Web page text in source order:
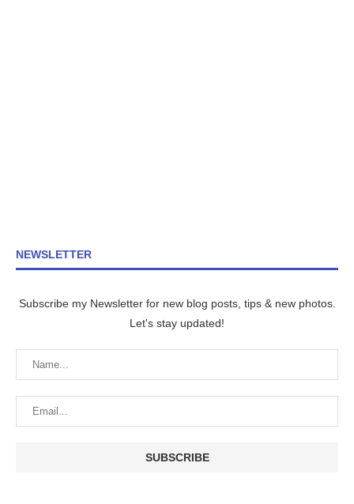
NEWSLETTER
Subscribe my Newsletter for new blog posts, tips & new photos.
Let's stay updated!